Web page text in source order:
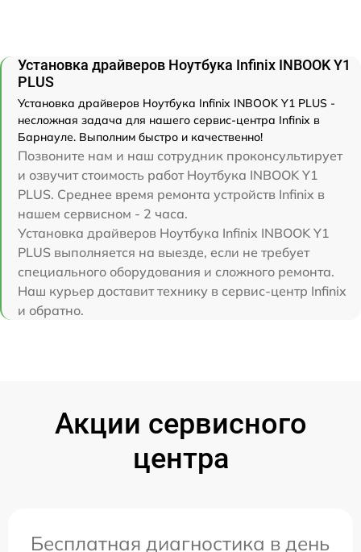
Установка драйверов Ноутбука Infinix INBOOK Y1
PLUS
Установка драйверов Ноутбука Infinix INBOOK Y1 PLUS -
несложная задача для нашего сервис-центра Infinix в
Барнауле. Выполним быстро и качественно!
Позвоните нам и наш сотрудник проконсультирует
и озвучит стоимость работ Ноутбука INBOOK Y1
PLUS. Среднее время ремонта устройств Infinix в
нашем сервисном - 2 часа.
Установка драйверов Ноутбука Infinix INBOOK Y1
PLUS выполняется на выезде, если не требует
специального оборудования и сложного ремонта.
Наш курьер доставит технику в сервис-центр Infinix
и обратно.
Акции сервисного
центра
Бесплатная диагностика в день